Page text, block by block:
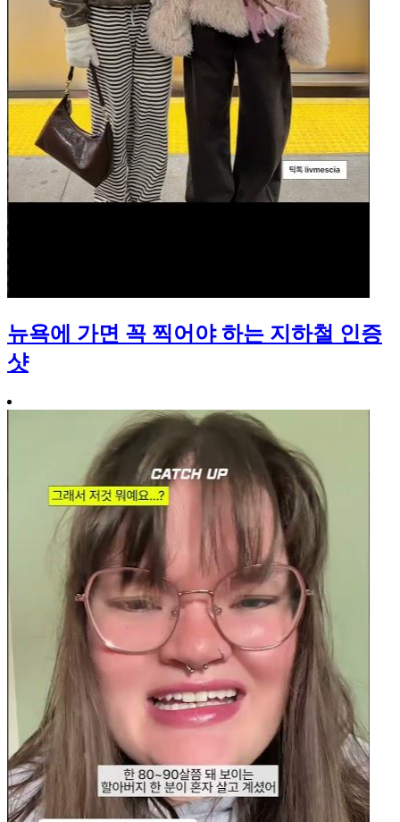
뉴욕에 가면 꼭 찍어야 하는 지하철 인증
샷